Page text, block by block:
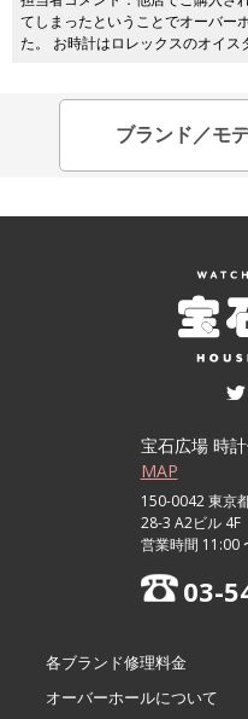
てしまったということでオーバー
た。 お時計はロレックスのオイス
宝石広場 時
MAP
150-0042 東京
28-3 A2ビル 4F
営業時間 11:00
03-
各ブランド修理料金
オーバーホールについて